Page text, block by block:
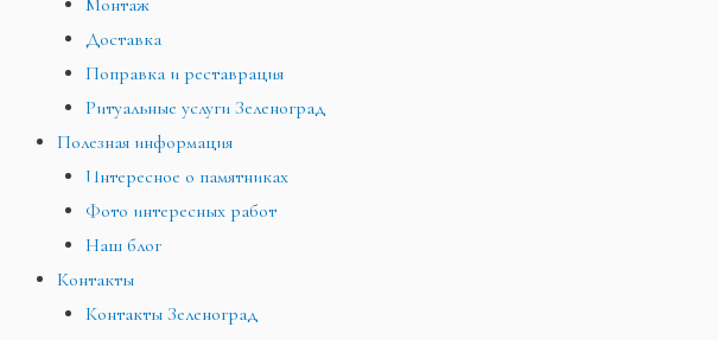
Доставка
Поправка и реставрация
Ритуальные услуги Зеленоград
Полезная информация
Интересное о памятниках
Фото интересных работ
Наш блог
Контакты
Контакты Зеленоград